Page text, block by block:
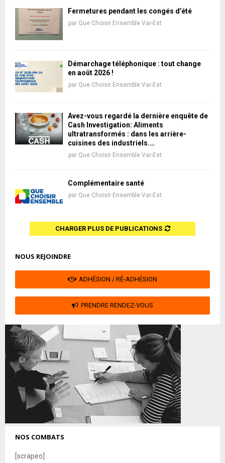
Fermetures pendant les congés d’été
par Que Choisir Ensemble Var-Est
Démarchage téléphonique : tout change
en août 2026 !
par Que Choisir Ensemble Var-Est
Avez-vous regardé la dernière enquête de
Cash Investigation: Aliments
ultratransformés : dans les arrière-
cuisines des industriels.…
par Que Choisir Ensemble Var-Est
Complémentaire santé
par Que Choisir Ensemble Var-Est
CHARGER PLUS DE PUBLICATIONS
NOUS REJOINDRE
ADHÉSION / RÉ-ADHÉSION
PRENDRE RENDEZ-VOUS
NOS COMBATS
[scrapeo]